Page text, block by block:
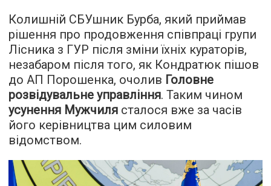
Колишній СБУшник Бурба, який приймав
рішення про продовження співпраці групи
Лісника з ГУР після зміни їхніх кураторів,
незабаром після того, як Кондратюк пішов
до АП Порошенка, очолив Головне
розвідувальне управління. Таким чином
усунення Мужчиля сталося вже за часів
його керівництва цим силовим
відомством.